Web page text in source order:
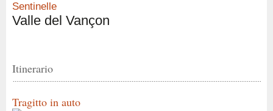
Sentinelle
Valle del Vançon
Itinerario
Tragitto in auto